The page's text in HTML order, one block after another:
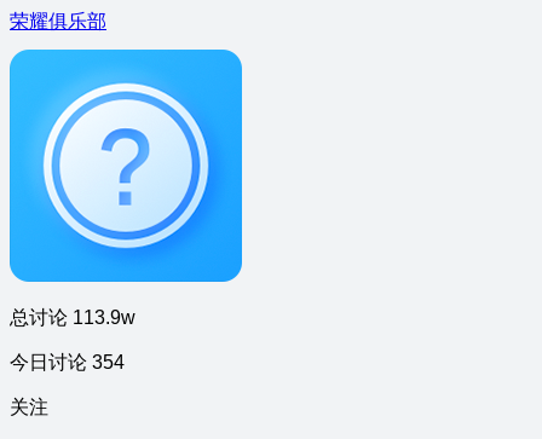
荣耀俱乐部
总讨论 113.9w
今日讨论 354
关注